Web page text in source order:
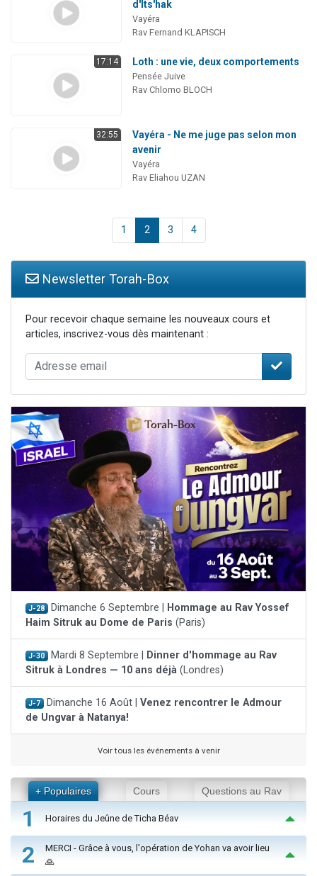
d'Its'hak
Vayéra
Rav Fernand KLAPISCH
17:14 Loth : une vie, deux comportements
Pensée Juive
Rav Chlomo BLOCH
32:55
Vayéra - Ne me juge pas selon mon
avenir
Vayéra
Rav Eliahou UZAN
1 2 3 4
Newsletter Torah-Box
Pour recevoir chaque semaine les nouveaux cours et
articles, inscrivez-vous dès maintenant :
J-28 Dimanche 6 Septembre |
Hommage au Rav Yossef
Haim Sitruk au Dome de Paris (Paris)
J-30 Mardi 8 Septembre |
Dinner d'hommage au Rav
Sitruk à Londres — 10 ans déjà (Londres)
J-7 Dimanche 16 Août | Venez rencontrer le Admour
de Ungvar à Natanya!
Voir tous les événements à venir
+ Populaires Cours Questions au Rav
1 Horaires du Jeûne de Ticha Béav
2
MERCI - Grâce à vous, l'opération de Yohan va avoir lieu
🙏